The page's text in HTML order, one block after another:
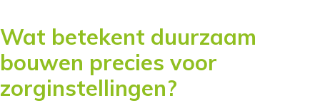
Wat betekent duurzaam
bouwen precies voor
zorginstellingen?